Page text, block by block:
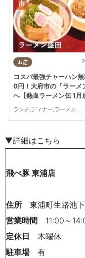
お店
コスパ最強チャーハン
0円！大府市の「ラーメ
へ【熱血ラーメン伝 1月
ランチ,ディナー,ラーメン,連載,コスパ抜群,KURUTOHP
▼詳細はこちら
飛べ豚 東浦店
住所 東浦町生路池下
営業時間 11:00～
定休日 木曜休
駐車場有